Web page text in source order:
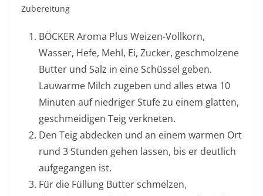
Zubereitung
BÖCKER Aroma Plus Weizen-Vollkorn,
Wasser, Hefe, Mehl, Ei, Zucker, geschmolzene
Butter und Salz in eine Schüssel geben.
Lauwarme Milch zugeben und alles etwa 10
Minuten auf niedriger Stufe zu einem glatten,
geschmeidigen Teig verkneten.
Den Teig abdecken und an einem warmen Ort
rund 3 Stunden gehen lassen, bis er deutlich
aufgegangen ist.
Für die Füllung Butter schmelzen,